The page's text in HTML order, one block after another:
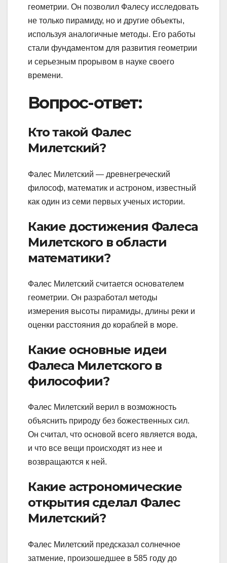
геометрии. Он позволил Фалесу исследовать
не только пирамиду, но и другие объекты,
используя аналогичные методы. Его работы
стали фундаментом для развития геометрии
и серьезным прорывом в науке своего
времени.
Вопрос-ответ:
Кто такой Фалес
Милетский?
Фалес Милетский — древнегреческий
философ, математик и астроном, известный
как один из семи первых ученых истории.
Какие достижения Фалеса
Милетского в области
математики?
Фалес Милетский считается основателем
геометрии. Он разработал методы
измерения высоты пирамиды, длины реки и
оценки расстояния до кораблей в море.
Какие основные идеи
Фалеса Милетского в
философии?
Фалес Милетский верил в возможность
объяснить природу без божественных сил.
Он считал, что основой всего является вода,
и что все вещи происходят из нее и
возвращаются к ней.
Какие астрономические
открытия сделал Фалес
Милетский?
Фалес Милетский предсказал солнечное
затмение, произошедшее в 585 году до